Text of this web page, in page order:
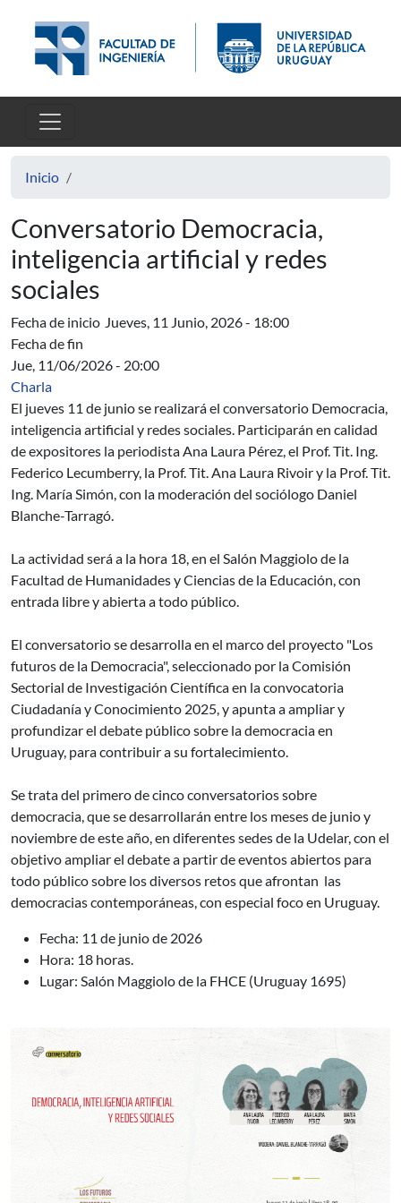
Inicio
Conversatorio Democracia,
inteligencia artificial y redes
sociales
Fecha de inicio Jueves, 11 Junio, 2026 - 18:00
Fecha de fin
Jue, 11/06/2026 - 20:00
Charla
El jueves 11 de junio se realizará el conversatorio Democracia,
inteligencia artificial y redes sociales. Participarán en calidad
de expositores la periodista Ana Laura Pérez, el Prof. Tit. Ing.
Federico Lecumberry, la Prof. Tit. Ana Laura Rivoir y la Prof. Tit.
Ing. María Simón, con la moderación del sociólogo Daniel
Blanche-Tarragó.
La actividad será a la hora 18, en el Salón Maggiolo de la
Facultad de Humanidades y Ciencias de la Educación, con
entrada libre y abierta a todo público.
El conversatorio se desarrolla en el marco del proyecto "Los
futuros de la Democracia", seleccionado por la Comisión
Sectorial de Investigación Científica en la convocatoria
Ciudadanía y Conocimiento 2025, y apunta a ampliar y
profundizar el debate público sobre la democracia en
Uruguay, para contribuir a su fortalecimiento.
Se trata del primero de cinco conversatorios sobre
democracia, que se desarrollarán entre los meses de junio y
noviembre de este año, en diferentes sedes de la Udelar, con el
objetivo ampliar el debate a partir de eventos abiertos para
todo público sobre los diversos retos que afrontan las
democracias contemporáneas, con especial foco en Uruguay.
Fecha: 11 de junio de 2026
Hora: 18 horas.
Lugar: Salón Maggiolo de la FHCE (Uruguay 1695)